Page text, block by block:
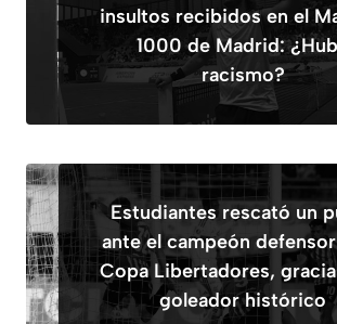
insultos recibidos en el
1000 de Madrid:
racismo?
Estudiantes rescató un
ante el campeón
Copa Libertadores,
goleador histórico